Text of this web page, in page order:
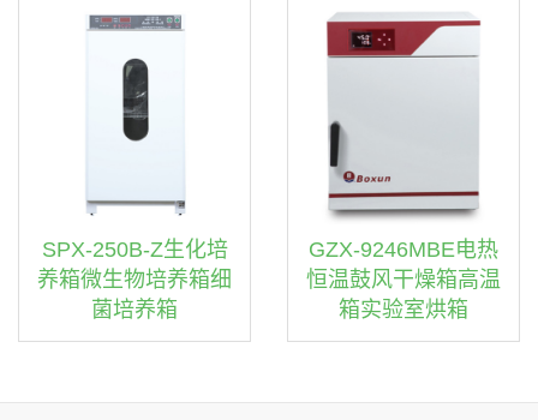
SPX-250B-Z生化培
养箱微生物培养箱细
菌培养箱
GZX-9246MBE电热
恒温鼓风干燥箱高温
箱实验室烘箱